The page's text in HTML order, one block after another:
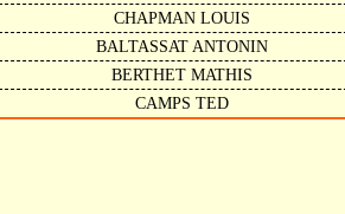
CHAPMAN LOUIS
BALTASSAT ANTONIN
BERTHET MATHIS
CAMPS TED